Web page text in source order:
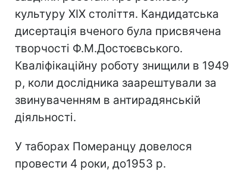
культуру XIX століття. Кандидатська
дисертація вченого була присвячена
творчості Ф.М.Достоєвського.
Кваліфікаційну роботу знищили в 1949
р, коли дослідника заарештували за
звинуваченням в антирадянській
діяльності.
У таборах Померанцу довелося
провести 4 роки, до1953 р.